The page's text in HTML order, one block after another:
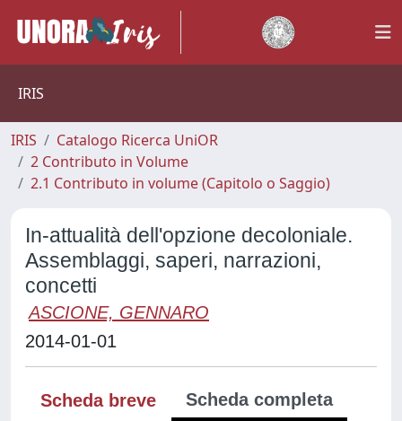
IRIS
IRIS
Catalogo Ricerca UniOR
2 Contributo in Volume
2.1 Contributo in volume (Capitolo o Saggio)
In-attualità dell'opzione decoloniale.
Assemblaggi, saperi, narrazioni,
concetti
ASCIONE, GENNARO
2014-01-01
Scheda breve
Scheda completa